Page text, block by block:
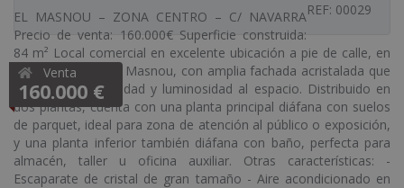
REF: 00029
Venta
160.000 €
EL MASNOU – ZONA CENTRO – C/ NAVARRA
Precio de venta: 160.000€ Superficie construida:
84 m² Local comercial en excelente ubicación a pie de calle, en
pleno centro de El Masnou, con amplia fachada acristalada que
aporta gran visibilidad y luminosidad al espacio. Distribuido en
dos plantas, cuenta con una planta principal diáfana con suelos
de parquet, ideal para zona de atención al público o exposición,
y una planta inferior también diáfana con baño, perfecta para
almacén, taller u oficina auxiliar. Otras características: -
Escaparate de cristal de gran tamaño - Aire acondicionado en